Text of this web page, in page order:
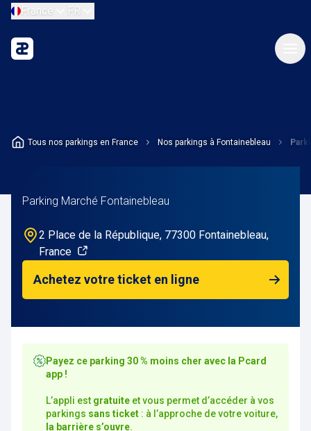
France FR
Tous nos parkings en France Nos parkings à Fontainebleau
Parking Marché Fontainebleau
2 Place de la République, 77300 Fontainebleau,
France
Achetez votre ticket en ligne
Payez ce parking 30 % moins cher avec la Pcard
app !
L’appli est gratuite et vous permet d’accéder à vos
parkings sans ticket : à l’approche de votre voiture,
la barrière s’ouvre.